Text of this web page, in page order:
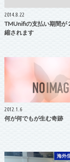
2014.8.22
TMUnifiの支払い期間が
縮されます
2012.1.6
何が何でもが生む奇跡
海外